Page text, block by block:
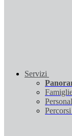
Servizi